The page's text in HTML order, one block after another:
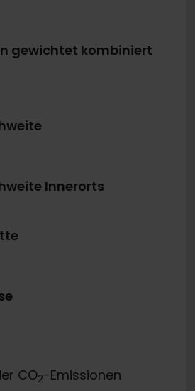
gewichtet kombiniert
Innerorts
CO2-Emissionen